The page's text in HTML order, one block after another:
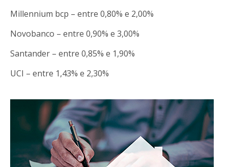
Millennium bcp – entre 0,80% e 2,00%
Novobanco – entre 0,90% e 3,00%
Santander – entre 0,85% e 1,90%
UCI – entre 1,43% e 2,30%